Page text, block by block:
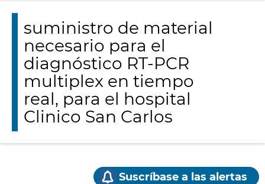
suministro de material
necesario para el
diagnóstico RT-PCR
multiplex en tiempo
real, para el hospital
Clinico San Carlos
Suscríbase a las alertas